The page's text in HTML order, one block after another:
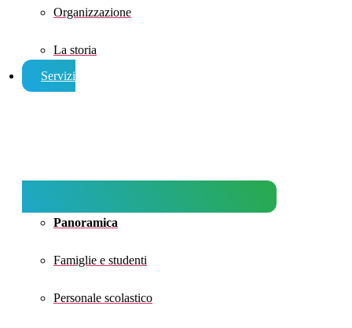
Organizzazione
La storia
Servizi
Panoramica
Famiglie e studenti
Personale scolastico